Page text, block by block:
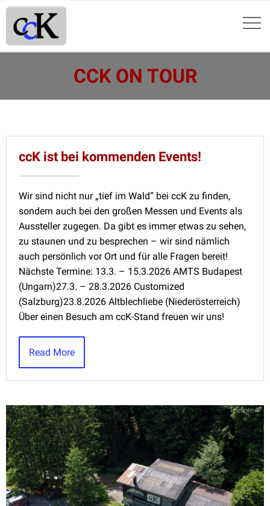
CCK ON TOUR
ccK ist bei kommenden Events!
Wir sind nicht nur „tief im Wald“ bei ccK zu finden,
sondern auch bei den großen Messen und Events als
Aussteller zugegen. Da gibt es immer etwas zu sehen,
zu staunen und zu besprechen – wir sind nämlich
auch persönlich vor Ort und für alle Fragen bereit!
Nächste Termine: 13.3. – 15.3.2026 AMTS Budapest
(Ungarn)27.3. – 28.3.2026 Customized
(Salzburg)23.8.2026 Altblechliebe (Niederösterreich)
Über einen Besuch am ccK-Stand freuen wir uns!
Read More